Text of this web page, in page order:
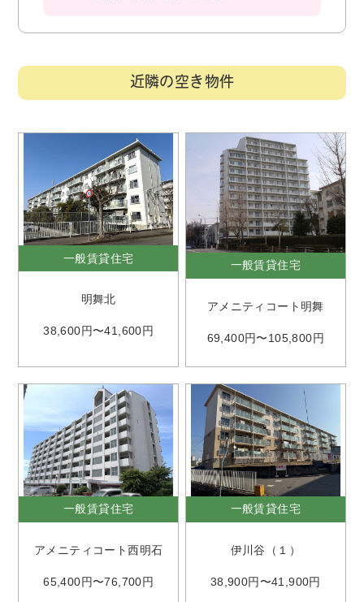
近隣の空き物件
一般賃貸住宅
明舞北
38,600円〜41,600円
一般賃貸住宅
アメニティコート明舞
69,400円〜105,800円
一般賃貸住宅
アメニティコート西明石
65,400円〜76,700円
一般賃貸住宅
伊川谷（１）
38,900円〜41,900円